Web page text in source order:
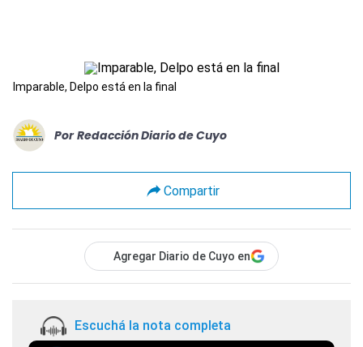
Imparable, Delpo está en la final
Por Redacción Diario de Cuyo
Compartir
Agregar Diario de Cuyo en
Escuchá la nota completa